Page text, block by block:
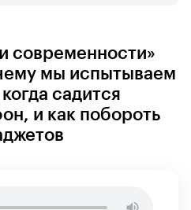
современности»
мы испытываем
садится
и как побороть